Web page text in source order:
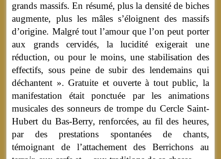
grands massifs. En résumé, plus la densité de biches
augmente, plus les mâles s’éloignent des massifs
d’origine. Malgré tout l’amour que l’on peut porter
aux grands cervidés, la lucidité exigerait une
réduction, ou pour le moins, une stabilisation des
effectifs, sous peine de subir des lendemains qui
déchantent ». Gratuite et ouverte à tout public, la
manifestation était ponctuée par les animations
musicales des sonneurs de trompe du Cercle Saint-
Hubert du Bas-Berry, renforcées, au fil des heures,
par des prestations spontanées de chants,
témoignant de l’attachement des Berrichons au